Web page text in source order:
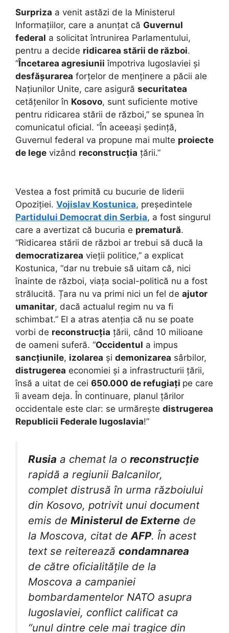
Surpriza a venit astăzi de la Ministerul
Informațiilor, care a anunțat că Guvernul
federal a solicitat întrunirea Parlamentului,
pentru a decide ridicarea stării de război.
“Încetarea agresiunii împotriva Iugoslaviei și
desfășurarea forțelor de menținere a păcii ale
Națiunilor Unite, care asigură securitatea
cetățenilor în Kosovo, sunt suficiente motive
pentru ridicarea stării de război,” se spunea în
comunicatul oficial. “În aceeași ședință,
Guvernul federal va propune mai multe proiecte
de lege vizând reconstrucția țării.”
Vestea a fost primită cu bucurie de liderii
Opoziției. Vojislav Kostunica, președintele
Partidului Democrat din Serbia, a fost singurul
care a avertizat că bucuria e prematură.
“Ridicarea stării de război ar trebui să ducă la
democratizarea vieții politice,” a explicat
Kostunica, “dar nu trebuie să uitam că, nici
înainte de război, viața social-politică nu a fost
strălucită. Țara nu va primi nici un fel de ajutor
umanitar, dacă actualul regim nu va fi
schimbat.” El a atras atenția că nu se poate
vorbi de reconstrucția țării, când 10 milioane
de oameni suferă. “Occidentul a impus
sancțiunile, izolarea și demonizarea sârbilor,
distrugerea economiei și a infrastructurii țării,
însă a uitat de cei 650.000 de refugiați pe care
îi aveam deja. În continuare, planul țărilor
occidentale este clar: se urmărește distrugerea
Republicii Federale Iugoslavia!”
Rusia a chemat la o reconstrucție
rapidă a regiunii Balcanilor,
complet distrusă în urma războiului
din Kosovo, potrivit unui document
emis de Ministerul de Externe de
la Moscova, citat de AFP. În acest
text se reiterează condamnarea
de către oficialitățile de la
Moscova a campaniei
bombardamentelor NATO asupra
Iugoslaviei, conflict calificat ca
“unul dintre cele mai tragice din